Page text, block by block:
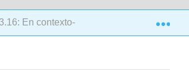
En contexto- El verbo tener